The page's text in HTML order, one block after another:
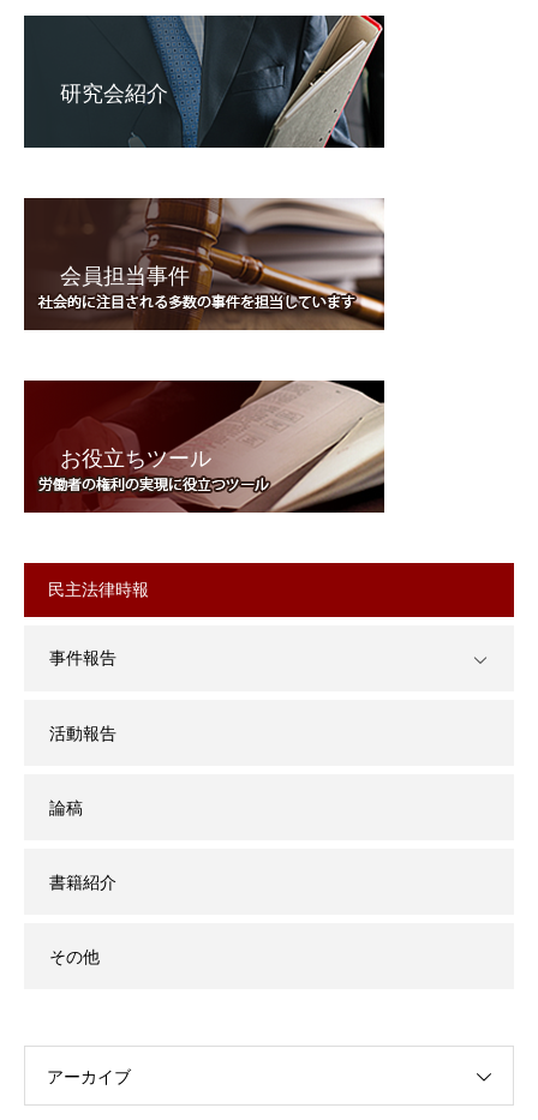
研究会紹介
会員担当事件
お役立ちツール
民主法律時報
事件報告
活動報告
論稿
書籍紹介
その他
アーカイブ